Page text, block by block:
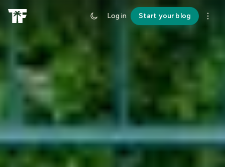
Log in Start your blog